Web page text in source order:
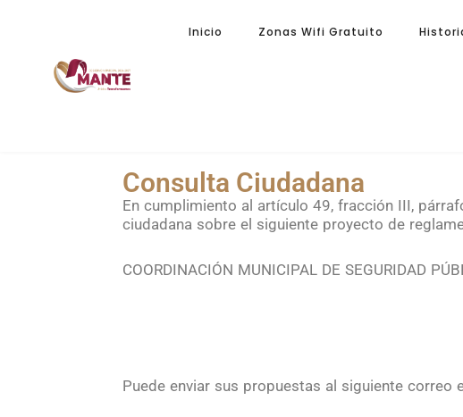
Inicio Zonas Wifi Gratuito
Consulta Ciudadana
En cumplimiento al artículo 49, fracción III,
ciudadana sobre el siguiente proyecto de
COORDINACIÓN MUNICIPAL DE SEGURIDAD
Puede enviar sus propuestas al siguiente correo